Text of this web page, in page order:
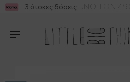
ΓΙΑ ΑΓΟΡΕΣ ΑΝΩ ΤΩΝ 49€
- 3 άτοκες δόσεις